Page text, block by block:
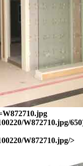
W872710.jpg/
W872710.jpg/>